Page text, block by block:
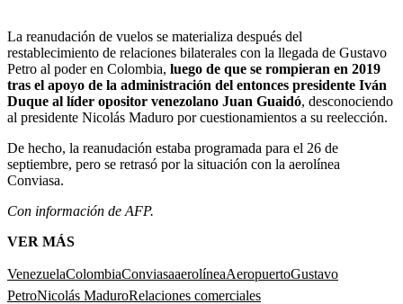
La reanudación de vuelos se materializa después del
restablecimiento de relaciones bilaterales con la llegada de Gustavo
Petro al poder en Colombia, luego de que se rompieran en 2019
tras el apoyo de la administración del entonces presidente Iván
Duque al líder opositor venezolano Juan Guaidó, desconociendo
al presidente Nicolás Maduro por cuestionamientos a su reelección.
De hecho, la reanudación estaba programada para el 26 de
septiembre, pero se retrasó por la situación con la aerolínea
Conviasa.
Con información de AFP.
VER MÁS
VenezuelaColombiaConviasaaerolíneaAeropuertoGustavo
PetroNicolás MaduroRelaciones comerciales